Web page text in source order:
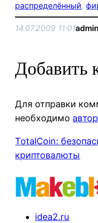
распределённый,
14.07.2009 11:01admin
Добавить
Для отправки
необходимо
TotalCoin:
криптовалюты
idea2.ru